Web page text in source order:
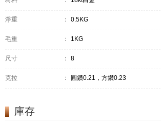
淨重 ： 0.5KG
毛重 ： 1KG
尺寸 ： 8
克拉 ： 圓鑽0.21，方鑽0.23
庫存